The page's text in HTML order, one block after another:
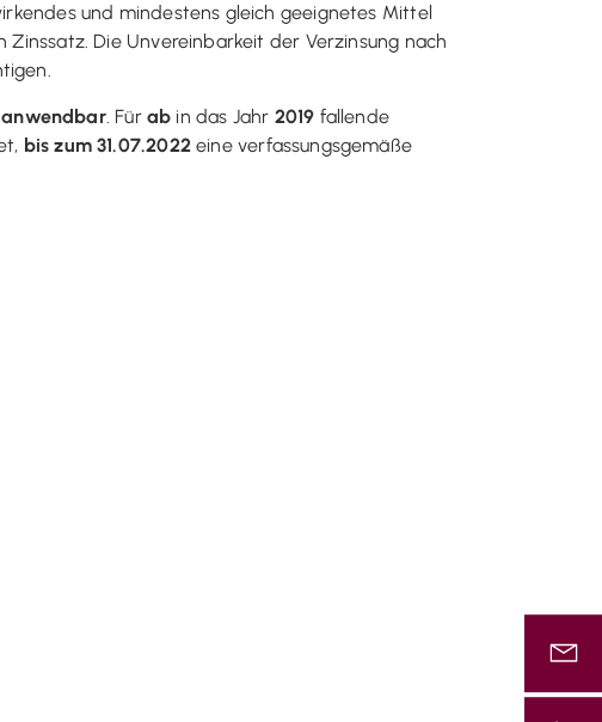
und mindestens gleich geeignetes Mittel
Die Unvereinbarkeit der Verzinsung nach
anwendbar. Für ab in das Jahr 2019 fallende
bis zum 31.07.2022eine verfassungsgemäße